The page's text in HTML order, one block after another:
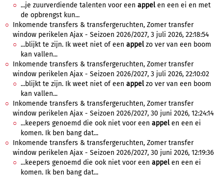
...je zuurverdiende talenten voor een appelen een ei en met
de opbrengst kun...
Inkomende transfers & transfergeruchten, Zomer transfer
window perikelen Ajax - Seizoen 2026/2027, 3 juli 2026, 22:18:54
...blijkt te zijn. Ik weet niet of een appelzo ver van een boom
kan vallen...
Inkomende transfers & transfergeruchten, Zomer transfer
window perikelen Ajax - Seizoen 2026/2027, 3 juli 2026, 22:10:02
...blijkt te zijn. Ik weet niet of een appelzo ver van een boom
kan vallen...
Inkomende transfers & transfergeruchten, Zomer transfer
window perikelen Ajax - Seizoen 2026/2027, 30 juni 2026, 12:24:14
...keepers genoemd die ook niet voor een appelen een ei
komen. Ik ben bang dat...
Inkomende transfers & transfergeruchten, Zomer transfer
window perikelen Ajax - Seizoen 2026/2027, 30 juni 2026, 12:19:36
...keepers genoemd die ook niet voor een appelen een ei
komen. Ik ben bang dat...